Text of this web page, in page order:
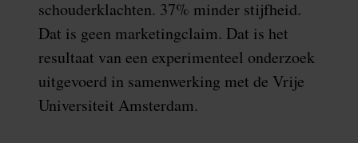
schouderklachten. 37% minder stijfheid.
Dat is geen marketingclaim. Dat is het
resultaat van een experimenteel onderzoek
uitgevoerd in samenwerking met de Vrije
Universiteit Amsterdam.